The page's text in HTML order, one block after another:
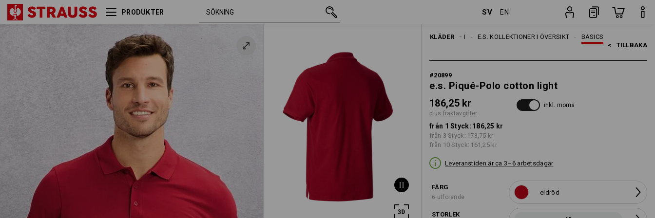
PRODUKTER SV EN
KLÄDER BASICS
E.S. KOLLEKTIONER I ÖVERSIKT
TEMAN
HERRAR
< TILLBAKA
#20899
e.s. Piqué-Polo cotton light
186,25 kr
plus fraktavgifter
inkl. moms
från 1 Styck: 186,25 kr
från 3 Styck: 173,75 kr
från 10 Styck: 161,25 kr
Leveranstiden är ca 3–6 arbetsdagar
FÄRG
6 utförande
eldröd
STORLEK
e.s. Piqué-Polo cotton light eldröd M 186,25 kr